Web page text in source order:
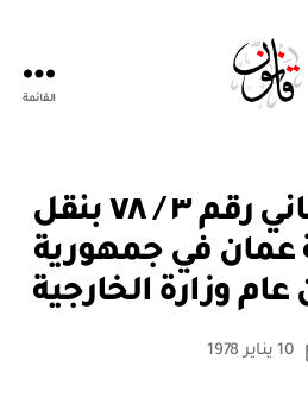
القائمة
مرسوم سلطاني رقم ٣ / ٧٨ بنقل
في جمهورية
عام وزارة الخارجية
كاتب
بو
س
ة
10 يناير 1978